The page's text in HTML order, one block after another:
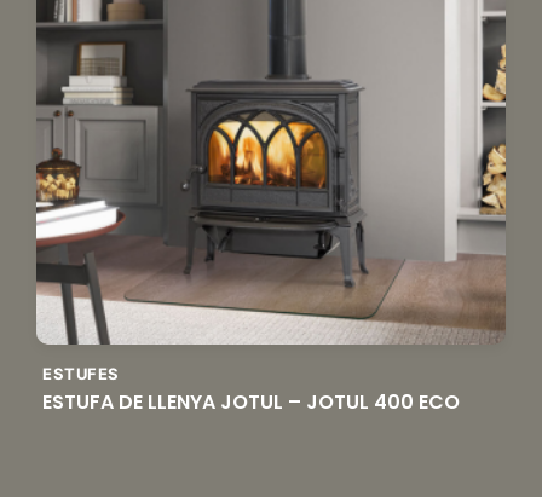
ESTUFES
ESTUFA DE LLENYA JOTUL – JOTUL 400 ECO